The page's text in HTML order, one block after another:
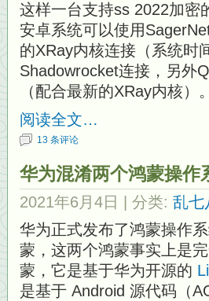
这样一台支持ss 2022加密
安卓系统可以使用
的XRay内核连接（系统时
Shadowrocket连接，另外
（配合最新的XRay内核）。
阅读全文…
13 条评论
华为混淆两个鸿蒙操作
2021年6月4日 | 分类: 乱七
华为正式发布了鸿蒙操作
蒙，这两个鸿蒙事实上是
蒙，它是基于华为开源的
是基于 Android 源代码（